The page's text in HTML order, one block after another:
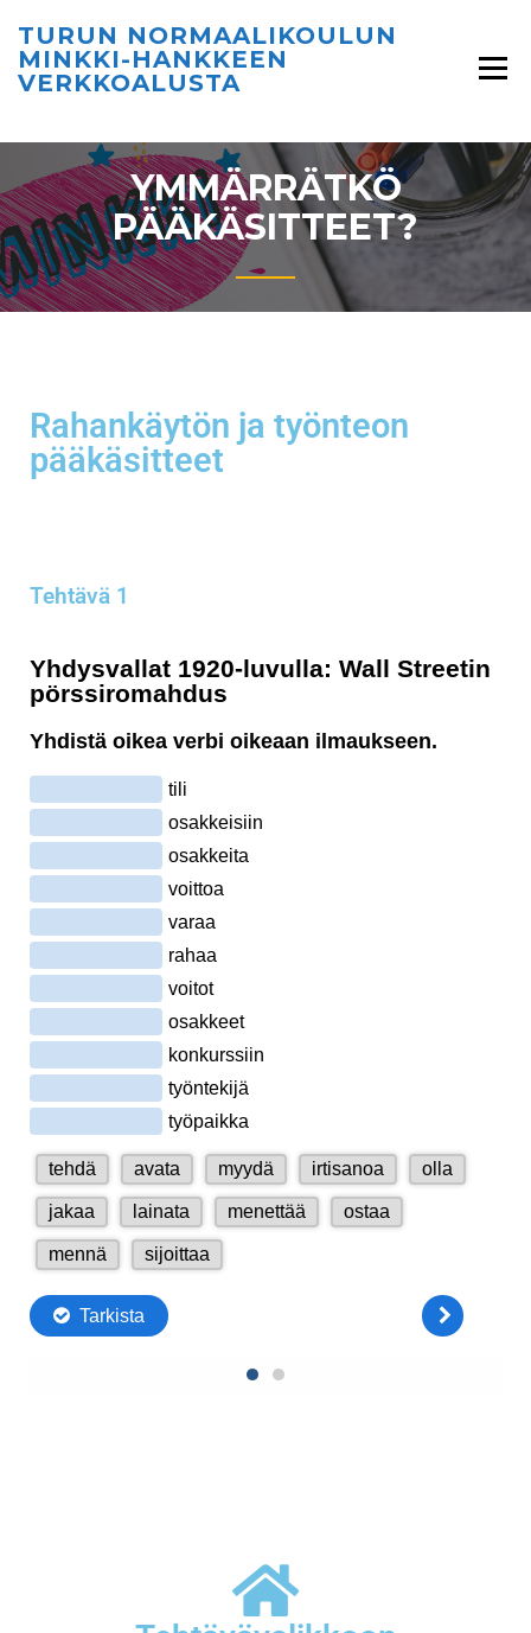
TURUN NORMAALIKOULUN
MINKKI-HANKKEEN
VERKKOALUSTA
YMMÄRRÄTKÖ
PÄÄKÄSITTEET?
Rahankäytön ja työnteon
pääkäsitteet
Tehtävä 1